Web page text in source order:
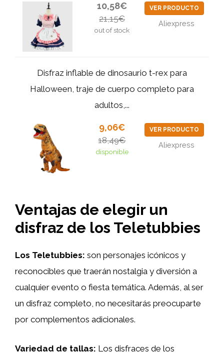
10,58€
21,15€
out of stock
VER PRODUCTO
Aliexpress
Disfraz inflable de dinosaurio t-rex para
Halloween, traje de cuerpo completo para
adultos,...
9,06€
18,49€
disponible
VER PRODUCTO
Aliexpress
Ventajas de elegir un
disfraz de los Teletubbies
Los Teletubbies: son personajes icónicos y
reconocibles que traerán nostalgia y diversión a
cualquier evento o fiesta temática. Además, al ser
un disfraz completo, no necesitarás preocuparte
por complementos adicionales.
Variedad de tallas: Los disfraces de los